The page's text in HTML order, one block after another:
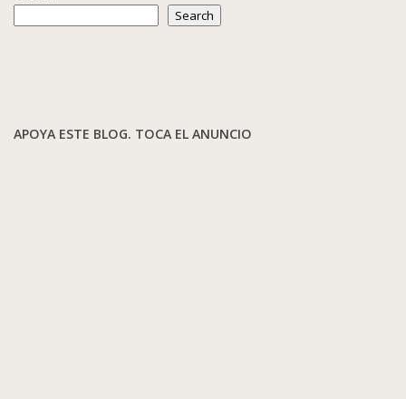
Search
APOYA ESTE BLOG. TOCA EL ANUNCIO